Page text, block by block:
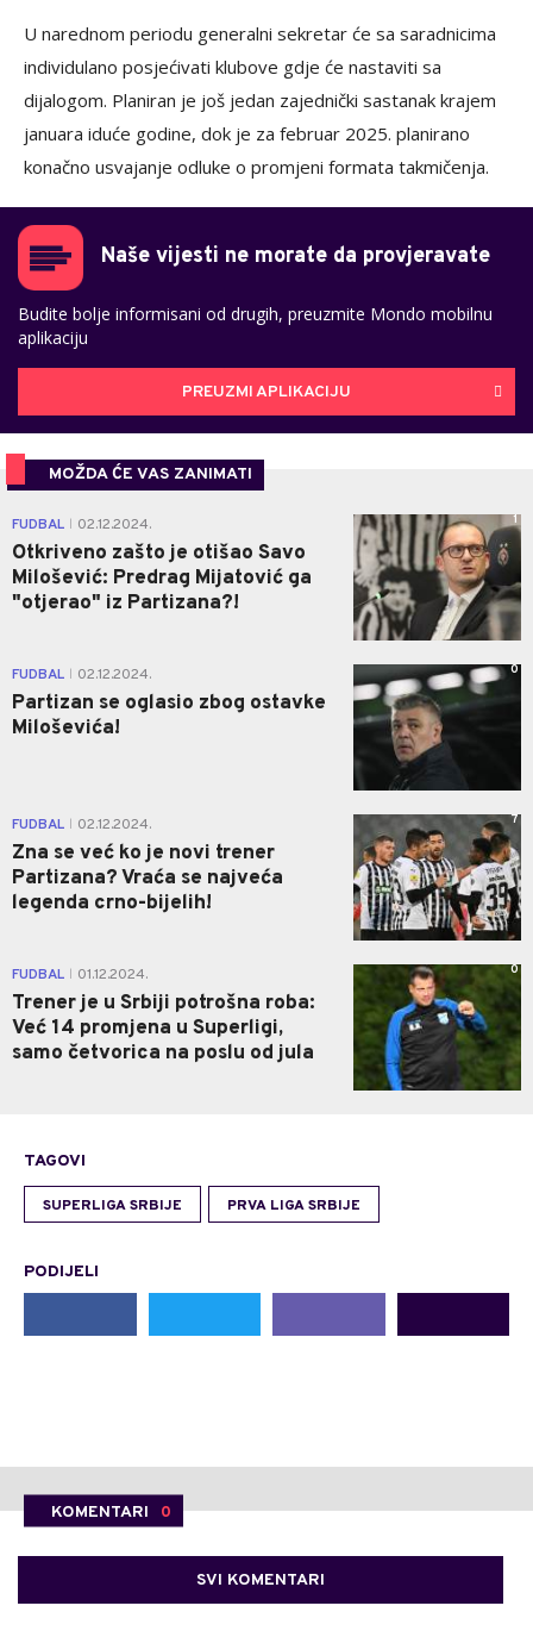
U narednom periodu generalni sekretar će sa saradnicima
individulano posjećivati klubove gdje će nastaviti sa
dijalogom. Planiran je još jedan zajednički sastanak krajem
januara iduće godine, dok je za februar 2025. planirano
konačno usvajanje odluke o promjeni formata takmičenja.
Naše vijesti ne morate da provjeravate
Budite bolje informisani od drugih, preuzmite Mondo mobilnu
aplikaciju
PREUZMI APLIKACIJU
MOŽDA ĆE VAS ZANIMATI
FUDBAL 02.12.2024.
Otkriveno zašto je otišao Savo
Milošević: Predrag Mijatović ga
"otjerao" iz Partizana?!
1
FUDBAL 02.12.2024.
Partizan se oglasio zbog ostavke
Miloševića!
0
FUDBAL 02.12.2024.
Zna se već ko je novi trener
Partizana? Vraća se najveća
legenda crno-bijelih!
7
FUDBAL 01.12.2024.
Trener je u Srbiji potrošna roba:
Već 14 promjena u Superligi,
samo četvorica na poslu od jula
0
TAGOVI
SUPERLIGA SRBIJE PRVA LIGA SRBIJE
PODIJELI
KOMENTARI 0
SVI KOMENTARI